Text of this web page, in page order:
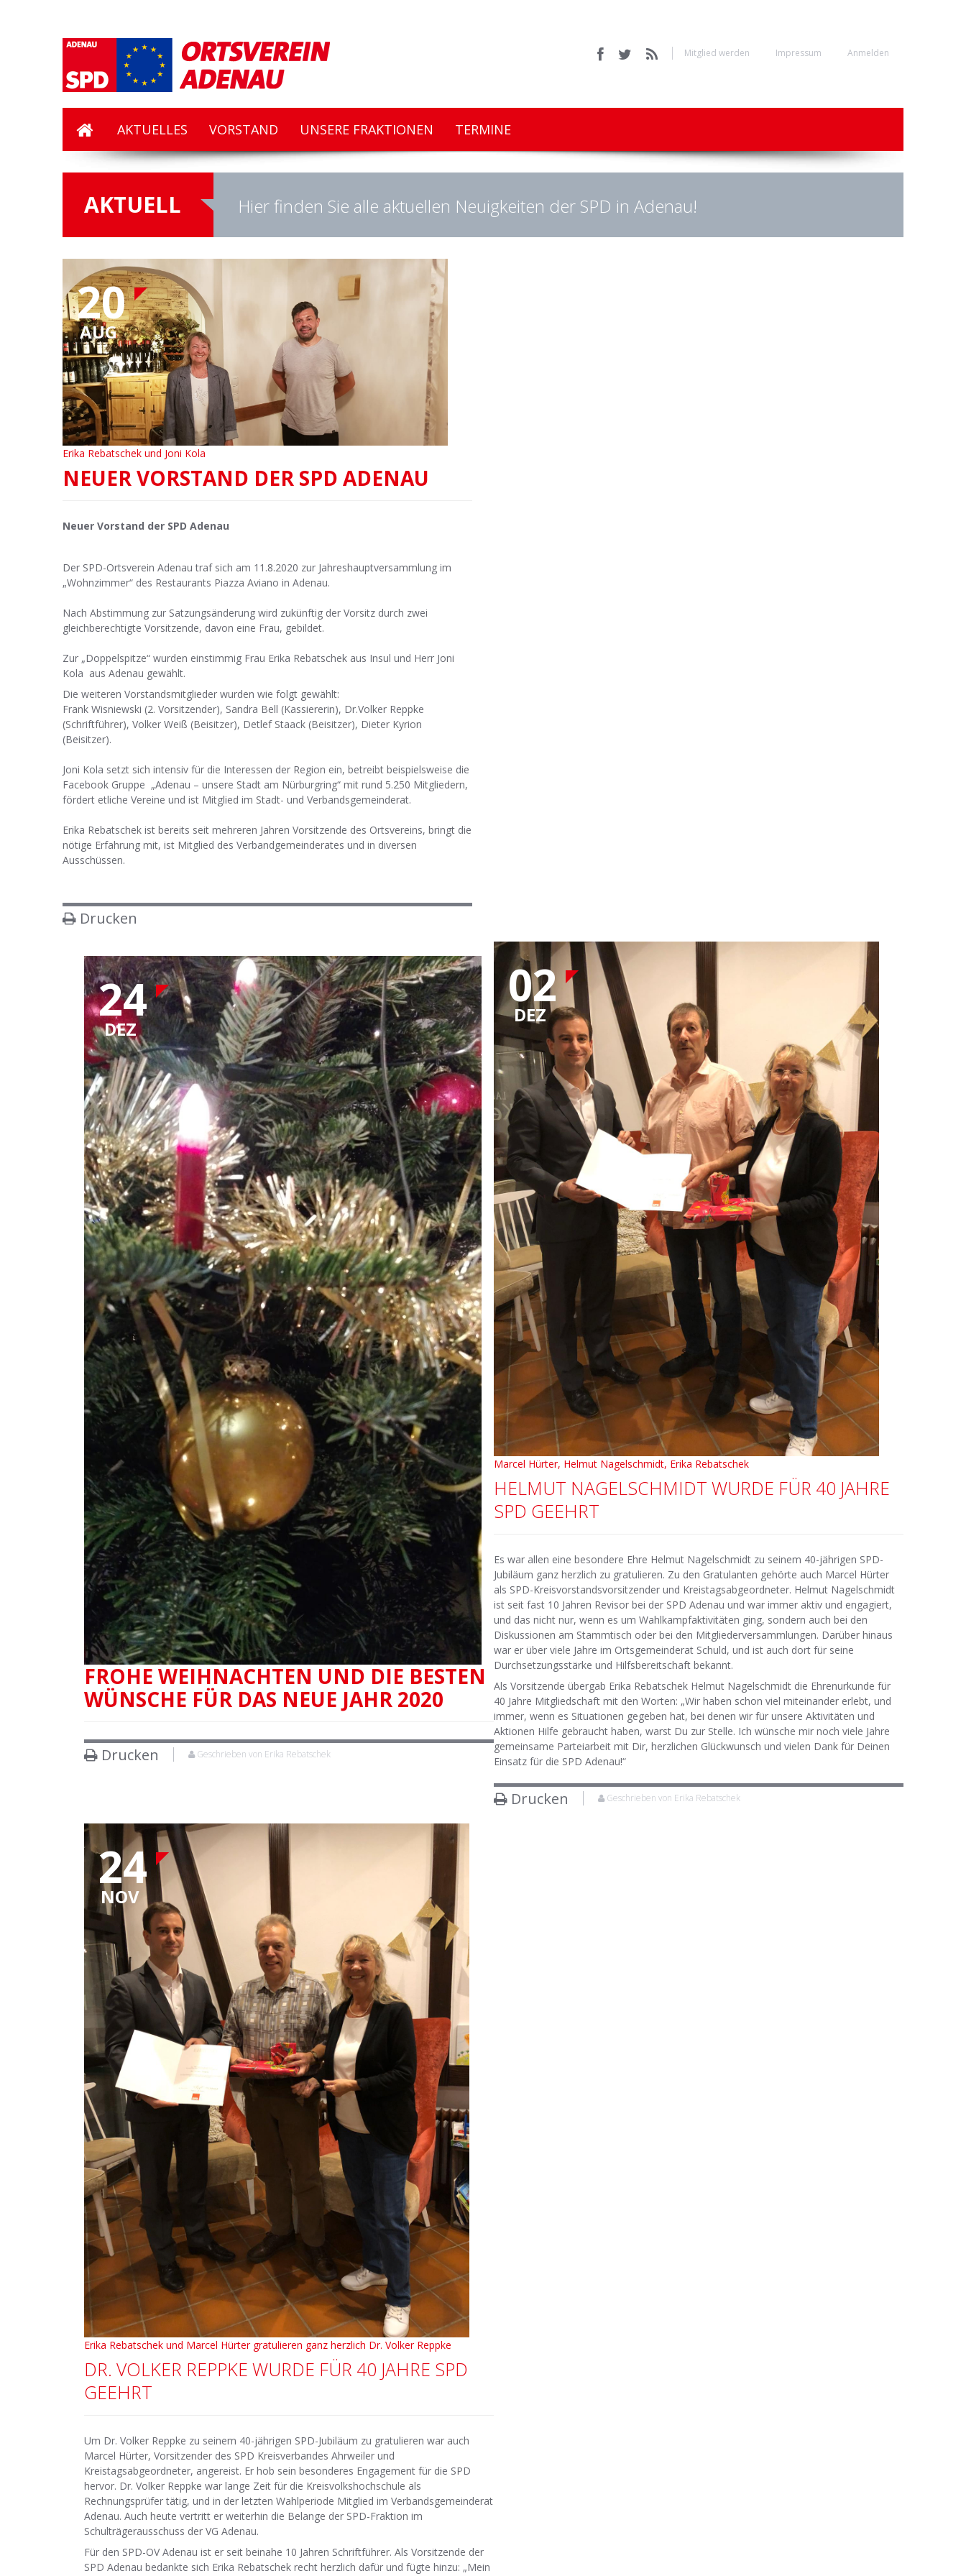
Mitglied werden Impressum Anmelden
AKTUELLES VORSTAND UNSERE FRAKTIONEN TERMINE
AKTUELL Hier finden Sie alle aktuellen Neuigkeiten der SPD in Adenau!
Erika Rebatschek und Joni Kola
20
AUG
NEUER VORSTAND DER SPD ADENAU
Neuer Vorstand der SPD Adenau
Der SPD-Ortsverein Adenau traf sich am 11.8.2020 zur Jahreshauptversammlung im
„Wohnzimmer“ des Restaurants Piazza Aviano in Adenau.
Nach Abstimmung zur Satzungsänderung wird zukünftig der Vorsitz durch zwei
gleichberechtigte Vorsitzende, davon eine Frau, gebildet.
Zur „Doppelspitze“ wurden einstimmig Frau Erika Rebatschek aus Insul und Herr Joni
Kola aus Adenau gewählt.
Die weiteren Vorstandsmitglieder wurden wie folgt gewählt:
Frank Wisniewski (2. Vorsitzender), Sandra Bell (Kassiererin), Dr.Volker Reppke
(Schriftführer), Volker Weiß (Beisitzer), Detlef Staack (Beisitzer), Dieter Kyrion
(Beisitzer).
Joni Kola setzt sich intensiv für die Interessen der Region ein, betreibt beispielsweise die
Facebook Gruppe „Adenau – unsere Stadt am Nürburgring“ mit rund 5.250 Mitgliedern,
fördert etliche Vereine und ist Mitglied im Stadt- und Verbandsgemeinderat.
Erika Rebatschek ist bereits seit mehreren Jahren Vorsitzende des Ortsvereins, bringt die
nötige Erfahrung mit, ist Mitglied des Verbandgemeinderates und in diversen
Ausschüssen.
Drucken
24
DEZ
FROHE WEIHNACHTEN UND DIE BESTEN
WÜNSCHE FÜR DAS NEUE JAHR 2020
Drucken Geschrieben von Erika Rebatschek
Marcel Hürter, Helmut Nagelschmidt, Erika Rebatschek
02
DEZ
HELMUT NAGELSCHMIDT WURDE FÜR 40 JAHRE
SPD GEEHRT
Es war allen eine besondere Ehre Helmut Nagelschmidt zu seinem 40-jährigen SPD-
Jubiläum ganz herzlich zu gratulieren. Zu den Gratulanten gehörte auch Marcel Hürter
als SPD-Kreisvorstandsvorsitzender und Kreistagsabgeordneter. Helmut Nagelschmidt
ist seit fast 10 Jahren Revisor bei der SPD Adenau und war immer aktiv und engagiert,
und das nicht nur, wenn es um Wahlkampfaktivitäten ging, sondern auch bei den
Diskussionen am Stammtisch oder bei den Mitgliederversammlungen. Darüber hinaus
war er über viele Jahre im Ortsgemeinderat Schuld, und ist auch dort für seine
Durchsetzungsstärke und Hilfsbereitschaft bekannt.
Als Vorsitzende übergab Erika Rebatschek Helmut Nagelschmidt die Ehrenurkunde für
40 Jahre Mitgliedschaft mit den Worten: „Wir haben schon viel miteinander erlebt, und
immer, wenn es Situationen gegeben hat, bei denen wir für unsere Aktivitäten und
Aktionen Hilfe gebraucht haben, warst Du zur Stelle. Ich wünsche mir noch viele Jahre
gemeinsame Parteiarbeit mit Dir, herzlichen Glückwunsch und vielen Dank für Deinen
Einsatz für die SPD Adenau!“
Drucken Geschrieben von Erika Rebatschek
Erika Rebatschek und Marcel Hürter gratulieren ganz herzlich Dr. Volker Reppke
24
NOV
DR. VOLKER REPPKE WURDE FÜR 40 JAHRE SPD
GEEHRT
Um Dr. Volker Reppke zu seinem 40-jährigen SPD-Jubiläum zu gratulieren war auch
Marcel Hürter, Vorsitzender des SPD Kreisverbandes Ahrweiler und
Kreistagsabgeordneter, angereist. Er hob sein besonderes Engagement für die SPD
hervor. Dr. Volker Reppke war lange Zeit für die Kreisvolkshochschule als
Rechnungsprüfer tätig, und in der letzten Wahlperiode Mitglied im Verbandsgemeinderat
Adenau. Auch heute vertritt er weiterhin die Belange der SPD-Fraktion im
Schulträgerausschuss der VG Adenau.
Für den SPD-OV Adenau ist er seit beinahe 10 Jahren Schriftführer. Als Vorsitzende der
SPD Adenau bedankte sich Erika Rebatschek recht herzlich dafür und fügte hinzu: „Mein